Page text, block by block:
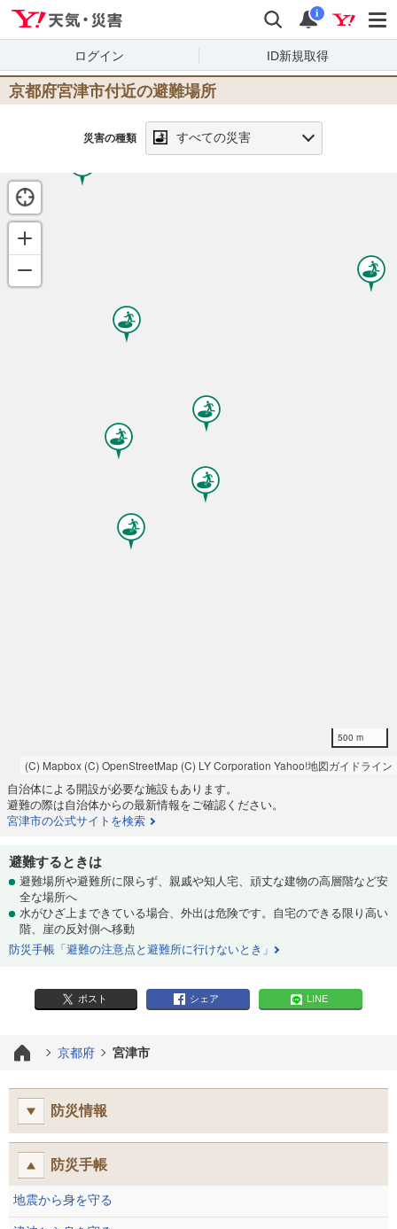
検索 通知
i
ログイン ID新規取得
京都府宮津市付近の避難場所
災害の種類 すべての災害
500 m
(C) Mapbox (C) OpenStreetMap (C) LY Corporation Yahoo!地図ガイドライン
自治体による開設が必要な施設もあります。
避難の際は自治体からの最新情報をご確認ください。
宮津市の公式サイトを検索
避難するときは
避難場所や避難所に限らず、親戚や知人宅、頑丈な建物の高層階など安
全な場所へ
水がひざ上まできている場合、外出は危険です。自宅のできる限り高い
階、崖の反対側へ移動
防災手帳「避難の注意点と避難所に行けないとき」
ポスト シェア LINE
京都府 宮津市
防災情報
防災手帳
地震から身を守る